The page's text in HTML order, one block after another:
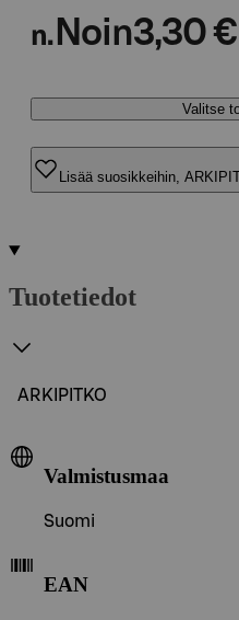
n. Noin3,30 €
Valitse
Lisää suosikkeihin,
Tuotetiedot
ARKIPITKO
Valmistusmaa
Suomi
EAN